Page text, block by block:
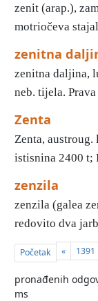
zenit (arap.),
motriočeva
zenitna
zenitna daljina,
neb. tijela.
Zenta
Zenta,
istisnina 2400 t;
zenzila
zenzila (galea
redovito dva
Početak « 1391
pronađenih
ms